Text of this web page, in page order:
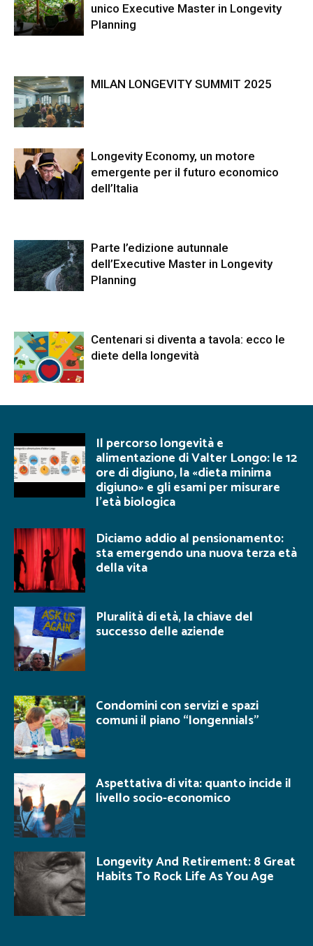
unico Executive Master in Longevity
Planning
MILAN LONGEVITY SUMMIT 2025
Longevity Economy, un motore
emergente per il futuro economico
dell’Italia
Parte l’edizione autunnale
dell’Executive Master in Longevity
Planning
Centenari si diventa a tavola: ecco le
diete della longevità
Il percorso longevità e
alimentazione di Valter Longo: le 12
ore di digiuno, la «dieta minima
digiuno» e gli esami per misurare
l’età biologica
Diciamo addio al pensionamento:
sta emergendo una nuova terza età
della vita
Pluralità di età, la chiave del
successo delle aziende
Condomini con servizi e spazi
comuni il piano “longennials”
Aspettativa di vita: quanto incide il
livello socio-economico
Longevity And Retirement: 8 Great
Habits To Rock Life As You Age